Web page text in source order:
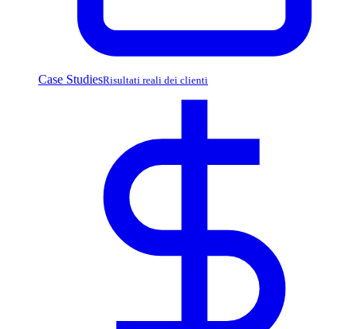
Case StudiesRisultati reali dei clienti